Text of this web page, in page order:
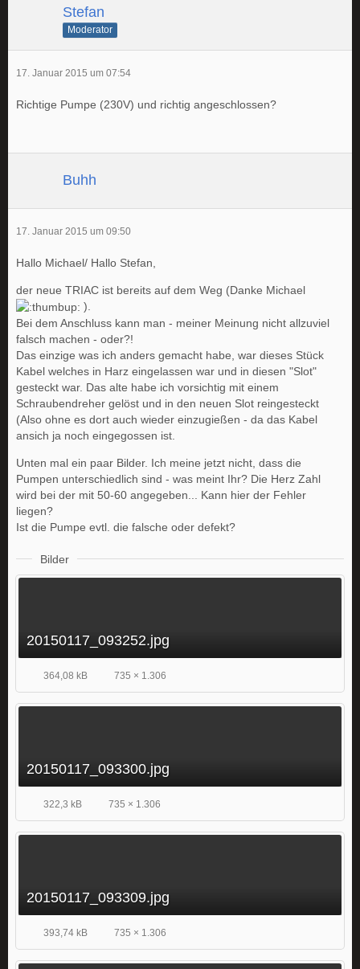
Stefan
Moderator
17. Januar 2015 um 07:54
Richtige Pumpe (230V) und richtig angeschlossen?
Buhh
17. Januar 2015 um 09:50
Hallo Michael/ Hallo Stefan,
der neue TRIAC ist bereits auf dem Weg (Danke Michael
).
Bei dem Anschluss kann man - meiner Meinung nicht allzuviel
falsch machen - oder?!
Das einzige was ich anders gemacht habe, war dieses Stück
Kabel welches in Harz eingelassen war und in diesen "Slot"
gesteckt war. Das alte habe ich vorsichtig mit einem
Schraubendreher gelöst und in den neuen Slot reingesteckt
(Also ohne es dort auch wieder einzugießen - da das Kabel
ansich ja noch eingegossen ist.
Unten mal ein paar Bilder. Ich meine jetzt nicht, dass die
Pumpen unterschiedlich sind - was meint Ihr? Die Herz Zahl
wird bei der mit 50-60 angegeben... Kann hier der Fehler
liegen?
Ist die Pumpe evtl. die falsche oder defekt?
Bilder
20150117_093252.jpg
364,08 kB 735 × 1.306
20150117_093300.jpg
322,3 kB 735 × 1.306
20150117_093309.jpg
393,74 kB 735 × 1.306